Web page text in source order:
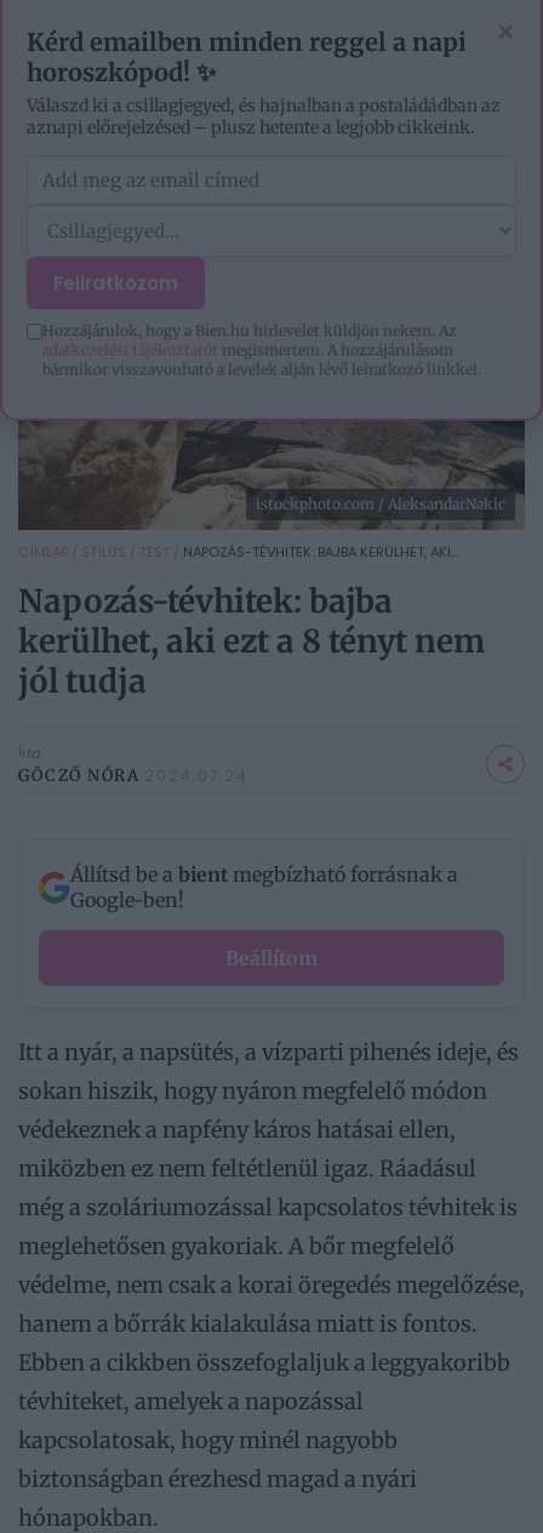
istockphoto.com / AleksandarNakic
CÍMLAP / STÍLUS / TEST / NAPOZÁS-TÉVHITEK: BAJBA KERÜLHET, AKI...
Napozás-tévhitek: bajba
kerülhet, aki ezt a 8 tényt nem
jól tudja
Írta
GÖCZŐ NÓRA 2024.07.24.
Állítsd be a bient megbízható forrásnak a
Google-ben!
Beállítom
Itt a nyár, a napsütés, a vízparti pihenés ideje, és
sokan hiszik, hogy nyáron megfelelő módon
védekeznek a napfény káros hatásai ellen,
miközben ez nem feltétlenül igaz. Ráadásul
még a szoláriumozással kapcsolatos tévhitek is
meglehetősen gyakoriak. A bőr megfelelő
védelme, nem csak a korai öregedés megelőzése,
hanem a bőrrák kialakulása miatt is fontos.
Ebben a cikkben összefoglaljuk a leggyakoribb
tévhiteket, amelyek a napozással
kapcsolatosak, hogy minél nagyobb
biztonságban érezhesd magad a nyári
hónapokban.
×
Kérd emailben minden reggel a napi
horoszkópod! ✨
Válaszd ki a csillagjegyed, és hajnalban a postaládádban az
aznapi előrejelzésed – plusz hetente a legjobb cikkeink.
Feliratkozom
Hozzájárulok, hogy a Bien.hu hírlevelet küldjön nekem. Az
adatkezelési tájékoztatót megismertem. A hozzájárulásom
bármikor visszavonható a levelek alján lévő leiratkozó linkkel.